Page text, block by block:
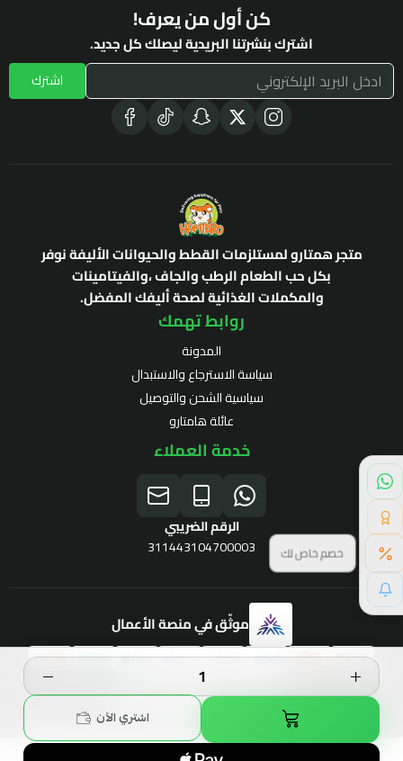
اشتري الآن
كن أول من يعرف!
اشترك بنشرتنا البريدية ليصلك كل جديد.
اشترك
متجر همتارو لمستلزمات القطط والحيوانات الأليفة نوفر
بكل حب الطعام الرطب والجاف ،والفيتامينات
والمكملات الغذائية لصحة أليفك المفضل.
روابط تهمك
المدونة
سياسة الاسترجاع والاستبدال
سياسية الشحن والتوصيل
عائلة هامتارو
خدمة العملاء
الرقم الضريبي
311443104700003
موثّق في منصة الأعمال
الحقوق محفوظة | 2026
برنامج الولاء
خصم خاص لك